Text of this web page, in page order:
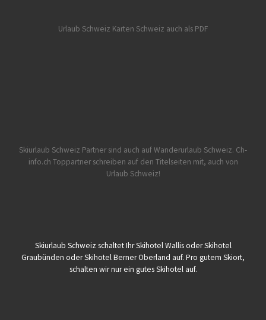
Urlaub Schweiz Karten Schweiz auch als PDF
Skiurlaub Schweiz Partner sind auch auf Wanderurlaub Schweiz. Ch-
info.ch Toppartner schreiben auf den Titelseiten mit, auch von
Urlaub Schweiz!
Skiurlaub Schweiz schaltet Ihr Skihotel Wallis oder Skihotel
Graubünden oder Skihotel Berner Oberland auf. Pro gutem Skiort,
schalten wir nur ein gutes Skihotel auf.